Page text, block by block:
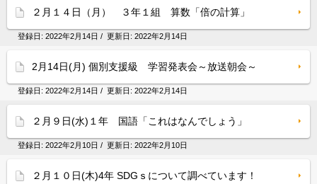
２月１４日（月） ３年１組 算数「倍の計算」
登録日: 2022年2月14日 / 更新日: 2022年2月14日
2月14日(月) 個別支援級 学習発表会～放送朝会～
登録日: 2022年2月14日 / 更新日: 2022年2月14日
２月９日(水)１年 国語「これはなんでしょう」
登録日: 2022年2月10日 / 更新日: 2022年2月10日
２月１０日(木)4年 SDGｓについて調べています！